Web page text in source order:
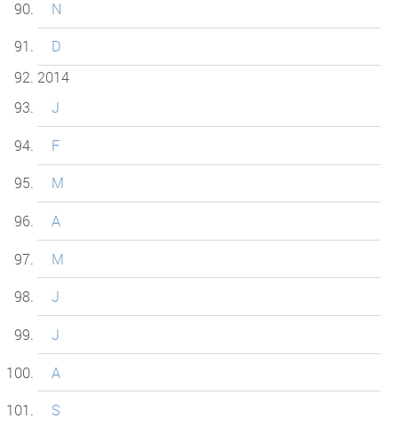
N
D
2014
J
F
M
A
M
J
J
A
S